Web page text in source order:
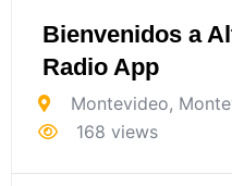
Bienvenidos a
Radio App
Montevideo,
168 views